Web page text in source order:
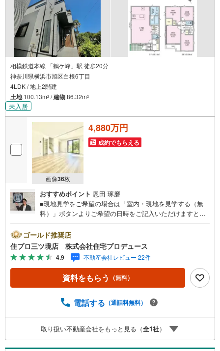
相模鉄道本線 「鶴ケ峰」駅 徒歩20分
神奈川県横浜市旭区白根6丁目
4LDK / 地上2階建
土地100.13m2 /建物86.32m2
未入居
画像36枚
4,880万円
成約でもらえる
おすすめポイント 恩田 琢磨
■現地見学をご希望の場合は「室内・現地を見学する（無
料）」ボタンよりご希望の日時をご記入いただけますとス
泉区・戸塚区・保土ケ谷区・大和市の不動産売買専門会社
です！ 最新物件情報や当社限定の物件情報も多数ご用意！
お気軽にお問合せ下さい!! -------------- 弊社独自の住宅ローン
提案システム 弊社ではファイナンシャル専門スタッフによ
る【丁寧な資金アドバイス】【ファイナンシャルプラン提
案書の作成】を随時行っております。意外に知らないお客
加入できる無料の生命保険】【13年間もらえる、国からの
後から始まる【住宅ローン返済】65歳以上から必要になる
【老後の費用負担】住宅探しの【このタイミング】で不安
な部分を明確にしていきませんか？？ --------------
ゴールド推奨店
住プロ三ツ境店 株式会社住宅プロデュース
4.9 不動産会社レビュー 22件
資料をもらう （無料）
電話する （通話料無料）
取り扱い不動産会社をもっと見る（全1社）